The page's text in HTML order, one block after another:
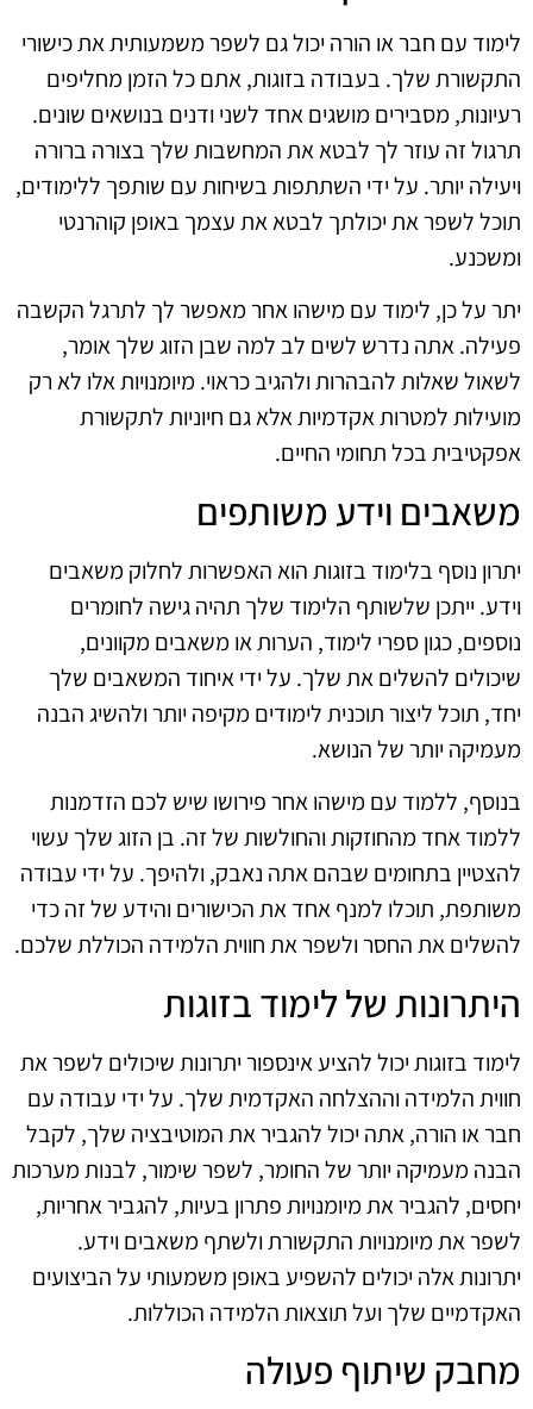
לימוד עם חבר או הורה יכול גם לשפר משמעותית את כישורי
התקשורת שלך. בעבודה בזוגות, אתם כל הזמן מחליפים
רעיונות, מסבירים מושגים אחד לשני ודנים בנושאים שונים.
תרגול זה עוזר לך לבטא את המחשבות שלך בצורה ברורה
ויעילה יותר. על ידי השתתפות בשיחות עם שותפך ללימודים,
תוכל לשפר את יכולתך לבטא את עצמך באופן קוהרנטי
ומשכנע.
יתר על כן, לימוד עם מישהו אחר מאפשר לך לתרגל הקשבה
פעילה. אתה נדרש לשים לב למה שבן הזוג שלך אומר,
לשאול שאלות להבהרות ולהגיב כראוי. מיומנויות אלו לא רק
מועילות למטרות אקדמיות אלא גם חיוניות לתקשורת
אפקטיבית בכל תחומי החיים.
משאבים וידע משותפים
יתרון נוסף בלימוד בזוגות הוא האפשרות לחלוק משאבים
וידע. ייתכן שלשותף הלימוד שלך תהיה גישה לחומרים
נוספים, כגון ספרי לימוד, הערות או משאבים מקוונים,
שיכולים להשלים את שלך. על ידי איחוד המשאבים שלך
יחד, תוכל ליצור תוכנית לימודים מקיפה יותר ולהשיג הבנה
מעמיקה יותר של הנושא.
בנוסף, ללמוד עם מישהו אחר פירושו שיש לכם הזדמנות
ללמוד אחד מהחוזקות והחולשות של זה. בן הזוג שלך עשוי
להצטיין בתחומים שבהם אתה נאבק, ולהיפך. על ידי עבודה
משותפת, תוכלו למנף אחד את הכישורים והידע של זה כדי
להשלים את החסר ולשפר את חווית הלמידה הכוללת שלכם.
היתרונות של לימוד בזוגות
לימוד בזוגות יכול להציע אינספור יתרונות שיכולים לשפר את
חווית הלמידה וההצלחה האקדמית שלך. על ידי עבודה עם
חבר או הורה, אתה יכול להגביר את המוטיבציה שלך, לקבל
הבנה מעמיקה יותר של החומר, לשפר שימור, לבנות מערכות
יחסים, להגביר את מיומנויות פתרון בעיות, להגביר אחריות,
לשפר את מיומנויות התקשורת ולשתף משאבים וידע.
יתרונות אלה יכולים להשפיע באופן משמעותי על הביצועים
האקדמיים שלך ועל תוצאות הלמידה הכוללות.
מחבק שיתוף פעולה